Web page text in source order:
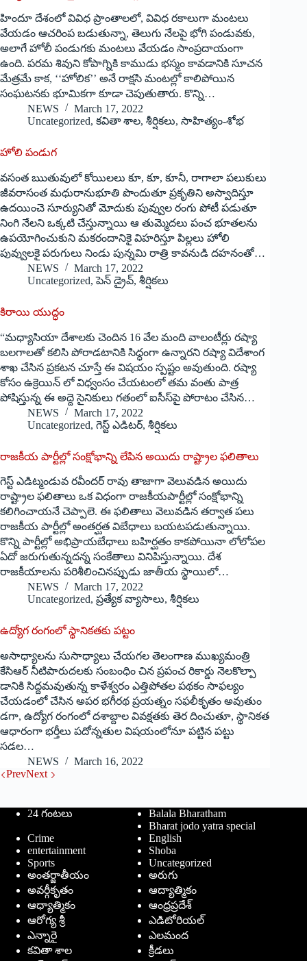
హిందూ దేశంలో వివిధ ప్రాంతాలలో, వివిధ రకాలుగా మంటలు
వేయడం ఆచరింప బడుతున్నా, తెలుగు నేలపై భోగి పండువకు,
అలాగే హోలీ పండుగకు మంటలు వేయడం సాంప్రదాయంగా
ఉంది. పరమ శివుని కోపాగ్నికి కాముడు భస్మం కావడానికి సూచన
మేత్రమే కాక, ‘‘హోలిక’’ అనే రాక్షసి మంటల్లో కాలిపోయిన
సంఘటనకు భూమికగా కూడా చెపుతుతారు. కొన్ని…
NEWS
March 17, 2022
Uncategorized, కవితా శాల, శీర్షికలు, సాహిత్యం-శోభ
హోలి పండుగ
వసంత ఋతువులో కోయిలలు కూ, కూ, కూనీ, రాగాలా పలుకులు
జీవరాసంత మధురానుభూతి పొందుతూ ప్రకృతిని అస్వాదిస్తూ
ఉదయించె సూర్యునితో మోదుకు పువ్వుల రంగు పోటీ పడుతూ
నింగి నేలని ఒక్కటి చేస్తున్నాయి ఆ తుమ్మెదలు పంచ భూతలను
ఉపయోగించుకుని మకరందానికై విహరిస్తూ పిల్లలు హోలి
పువ్వులకై పరుగులు నిండు పున్నమి రాత్రి కావనుడి దహనంతో…
NEWS
March 17, 2022
Uncategorized,పెన్ డ్రైవ్, శీర్షికలు
కిరాయి యుద్ధం
“మధ్యాసియా దేశాలకు చెందిన 16 వేల మంది వాలంటీర్లు రష్యా
బలగాలతో కలిసి పోరాడటానికి సిద్ధంగా ఉన్నారని రష్యా విదేశాంగ
శాఖ చేసిన ప్రకటన చూస్తే ఈ విషయం స్పష్టం అవుతుంది. రష్యా
కోసం ఉక్రెయిన్‌ ‌లో విధ్వంసం చేయటంలో తమ వంతు పాత్ర
పోషిస్తున్న ఈ అద్దె సైనికులు గతంలో ఐసీస్‌పై పోరాటం చేసిన…
NEWS
March 17, 2022
Uncategorized, గెస్ట్ ఎడిటర్, శీర్షికలు
రాజకీయ పార్టీల్లో సంక్షోభాన్ని లేపిన అయిదు రాష్ట్రాల ఫలితాలు
గెస్ట్ ఎడిట్మండువ రవీందర్ రావు తాజాగా వెలువడిన అయిదు
రాష్ట్రాల ఫలితాలు ఒక విధంగా రాజకీయపార్టీల్లో సంక్షోభాన్ని
కలిగించాయనే చెప్పాలె. ఈ ఫలితాలు వెలువడిన తర్వాత పలు
రాజకీయ పార్టీల్లో అంతర్ఘత విబేధాలు బయటపడుతున్నాయి.
కొన్ని పార్టీల్లో అభిప్రాయబేధాలు బహిర్ఘతం కాకపోయినా లోలోపల
ఏదో జరుగుతున్నదన్న సంకేతాలు వినిపిస్తున్నాయి. దేశ
రాజకీయాలను పరిశీలించినప్పుడు జాతీయ స్థాయిలో…
NEWS
March 17, 2022
Uncategorized, ప్రత్యేక వ్యాసాలు, శీర్షికలు
ఉద్యోగ రంగంలో స్థానికతకు పట్టం
అసాధ్యాలను సుసాధ్యాలు చేయగల తెలంగాణ ముఖ్యమంత్రి
కేసిఆర్‌ ‌నీటిపారుదలకు సంబంధిం చిన ప్రపంచ రికార్డు నెలకొల్పా
డానికి సిద్దమవుతున్న కాళేశ్వరం ఎత్తిపోతల పథకం సాఫల్యం
చేయడంలో చేసిన అపర భగీరథ ప్రయత్నం సఫలీకృతం అవుతుం
డగా, ఉద్యోగ రంగంలో దశాబ్దాల వివక్షతకు తెర దించుతూ, స్థానికత
ఆధారంగా భర్తీలు పదోన్నతుల విషయంలోనూ పట్టిన పట్టు
సడల…
NEWS
March 16, 2022
PrevNext
24 గంటలు
Balala Bharatham
Bharat jodo yatra special
Crime
English
entertainment
Shoba
Sports
Uncategorized
అంతర్జాతీయం
అరుగు
అవర్గీకృతం
ఆద్యాత్మికం
ఆధ్యాత్మికం
ఆంధ్రప్రదేశ్
ఆరోగ్య శ్రీ
ఎడిటోరియల్
ఎన్నారై
ఎలమంద
కవితా శాల
క్రీడలు